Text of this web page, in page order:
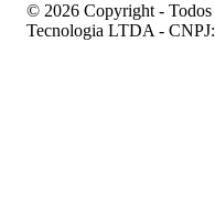
© 2026 Copyright - Todos
Tecnologia LTDA -